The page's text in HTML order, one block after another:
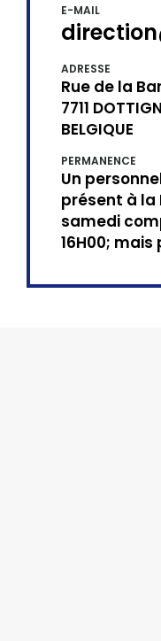
E-MAIL
ADRESSE
Rue de la
7711
BELGIQUE
PERMANENCE
Un
présent à la
samedi
16H00;